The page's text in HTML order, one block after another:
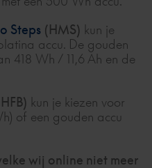
je bij aanschaf van jouw
een andere accu. Kijk
of vraag jeGazelle-
en wat dit levert aan
je accu.Wij staan niet
opladen met een
bij de hand hebt, dan
gaan dat de
en negen uurweer
een preciezere
helpt je graag
Steps (HMS) kun je
accu. De gouden
418 Wh / 11,6 Ah en de
kun je kiezen voor
of een gouden accu
wij online niet meer